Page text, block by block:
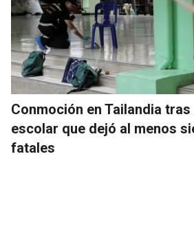
Conmoción en Tailandia
escolar que dejó al menos
fatales